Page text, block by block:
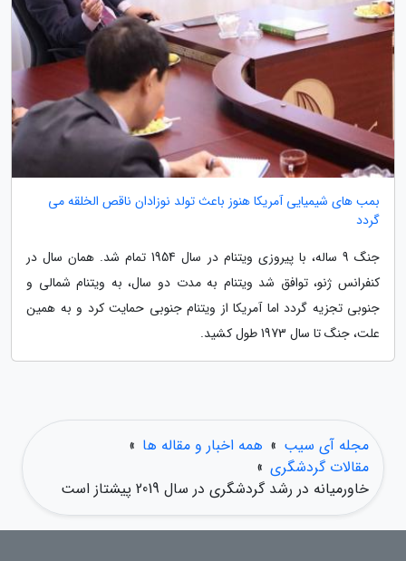
بمب های شیمیایی آمریکا هنوز باعث تولد نوزادان ناقص الخلقه می
گردد
جنگ 9 ساله، با پیروزی ویتنام در سال 1954 تمام شد. همان سال در
کنفرانس ژنو، توافق شد ویتنام به مدت دو سال، به ویتنام شمالی و
جنوبی تجزیه گردد اما آمریکا از ویتنام جنوبی حمایت کرد و به همین
علت، جنگ تا سال 1973 طول کشید.
مجله آی سیب » همه اخبار و مقاله ها »
مقالات گردشگری »
خاورمیانه در رشد گردشگری در سال 2019 پیشتاز است